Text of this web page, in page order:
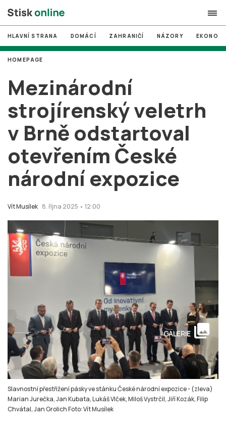
search
# MUNI
# Brno
# volby
login PŘIHLÁSIT SE
Zapomněli jste heslo?
HLAVNÍ STRANA DOMÁCÍ ZAHRANIČÍ NÁZORY
Mezinárodní
strojírenský veletrh
v Brně odstartoval
otevřením České
národní expozice
Vít Musílek 8. října 2025 • 12:00
HOMEPAGE
Slavnostní přestřižení pásky ve stánku České národní expozice - (zleva)
Marian Jurečka, Jan Kubata, Lukáš Vlček, Miloš Vystrčil, Jiří Kozák, Filip
Chvátal, Jan Grolich Foto: Vít Musílek
GALERIE collections